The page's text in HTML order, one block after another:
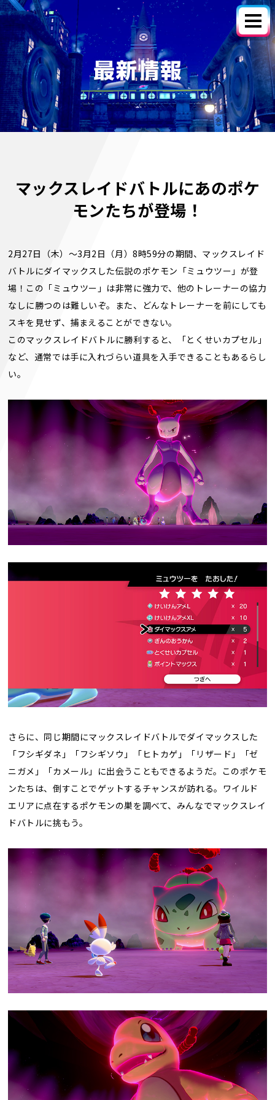
マックスレイドバトルにあのポケ
モンたちが登場！
2月27日（木）〜3月2日（月）8時59分の期間、マックスレイド
バトルにダイマックスした伝説のポケモン「ミュウツー」が登
場！この「ミュウツー」は非常に強力で、他のトレーナーの協力
なしに勝つのは難しいぞ。また、どんなトレーナーを前にしても
スキを見せず、捕まえることができない。
このマックスレイドバトルに勝利すると、「とくせいカプセル」
など、通常では手に入れづらい道具を入手できることもあるらし
い。
さらに、同じ期間にマックスレイドバトルでダイマックスした
「フシギダネ」「フシギソウ」「ヒトカゲ」「リザード」「ゼ
ニガメ」「カメール」に出会うこともできるようだ。このポケモ
ンたちは、倒すことでゲットするチャンスが訪れる。ワイルド
エリアに点在するポケモンの巣を調べて、みんなでマックスレイ
ドバトルに挑もう。